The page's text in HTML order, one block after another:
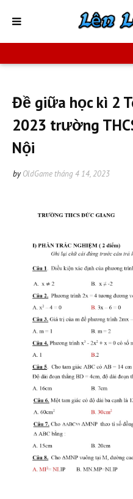
Đề giữa học kì 2
2023 trường
Nội
by OldGame tháng 4 14, 2023